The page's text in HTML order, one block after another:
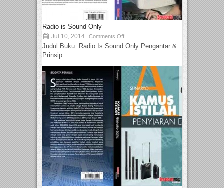
Radio is Sound Only
Jul 10, 2014 Comments Off
Judul Buku: Radio Is Sound Only Pengantar &
Prinsip...